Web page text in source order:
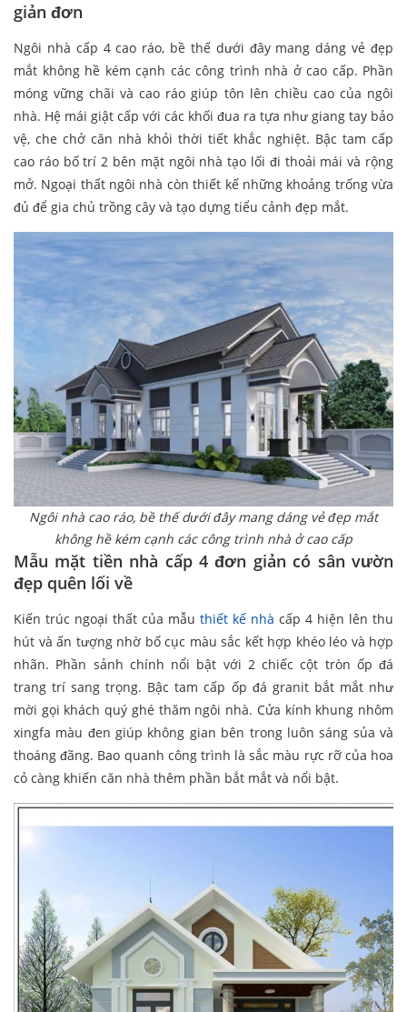
giản đơn
Ngôi nhà cấp 4 cao ráo, bề thế dưới đây mang dáng vẻ đẹp
mắt không hề kém cạnh các công trình nhà ở cao cấp. Phần
móng vững chãi và cao ráo giúp tôn lên chiều cao của ngôi
nhà. Hệ mái giật cấp với các khối đua ra tựa như giang tay bảo
vệ, che chở căn nhà khỏi thời tiết khắc nghiệt. Bậc tam cấp
cao ráo bố trí 2 bên mặt ngôi nhà tạo lối đi thoải mái và rộng
mở. Ngoại thất ngôi nhà còn thiết kế những khoảng trống vừa
đủ để gia chủ trồng cây và tạo dựng tiểu cảnh đẹp mắt.
Ngôi nhà cao ráo, bề thế dưới đây mang dáng vẻ đẹp mắt
không hề kém cạnh các công trình nhà ở cao cấp
Mẫu mặt tiền nhà cấp 4 đơn giản có sân vườn
đẹp quên lối về
Kiến trúc ngoại thất của mẫu thiết kế nhà cấp 4 hiện lên thu
hút và ấn tượng nhờ bố cục màu sắc kết hợp khéo léo và hợp
nhãn. Phần sảnh chính nổi bật với 2 chiếc cột tròn ốp đá
trang trí sang trọng. Bậc tam cấp ốp đá granit bắt mắt như
mời gọi khách quý ghé thăm ngôi nhà. Cửa kính khung nhôm
xingfa màu đen giúp không gian bên trong luôn sáng sủa và
thoáng đãng. Bao quanh công trình là sắc màu rực rỡ của hoa
cỏ càng khiến căn nhà thêm phần bắt mắt và nổi bật.